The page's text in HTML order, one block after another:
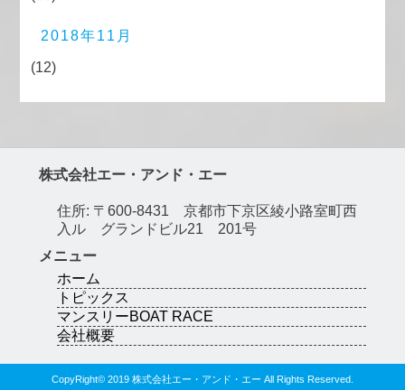
2018年11月
(12)
株式会社エー・アンド・エー
住所: 〒600-8431 京都市下京区綾小路室町西
入ル グランドビル21 201号
メニュー
ホーム
トピックス
マンスリーBOAT RACE
会社概要
CopyRight© 2019 株式会社エー・アンド・エー All Rights Reserved.